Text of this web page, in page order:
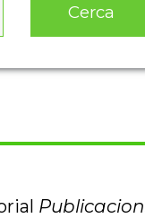
Cerca